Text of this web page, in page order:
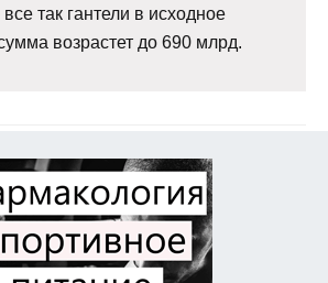
так гантели в исходное
возрастет до 690 млрд.